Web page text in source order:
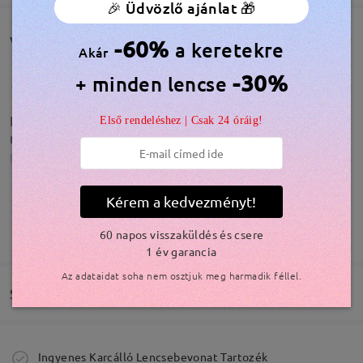
Modellinformáció
Vásárlói vélemények(551)
Bellísimos, con la fórmula correcta. Veo
nítidamente gracias al filtro de luz azul.
by Lula on
TOVÁBBIAK MEGJELENÍTÉSE
Szállítás
Megrendelés leadva
Ingyenes Karcálló Lencsebevonat Tartozék
🎉 Üdvözlő ajánlat 🎁
Akár -60% a keretekre
+ minden lencse -30%
Első rendeléshez | Csak 24 óráig!
Kérem a kedvezményt!
60 napos visszaküldés és csere
1 év garancia
Az adataidat soha nem osztjuk meg harmadik féllel.